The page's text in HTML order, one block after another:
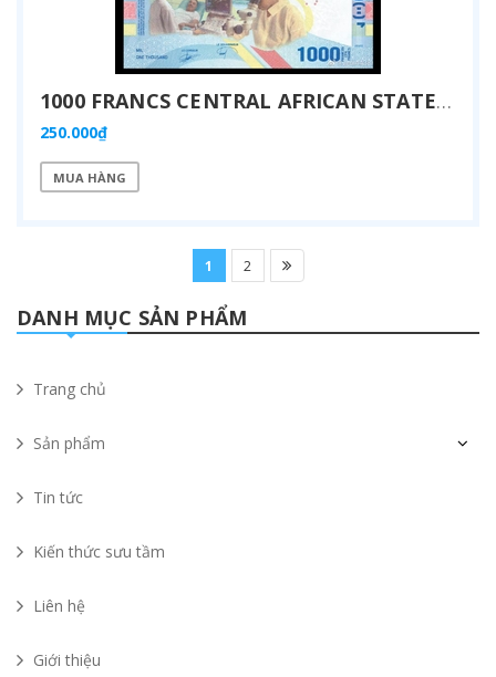
1000 FRANCS CENTRAL AFRICAN STATES 2022
250.000₫
MUA HÀNG
1 2
DANH MỤC SẢN PHẨM
Trang chủ
Sản phẩm
Tin tức
Kiến thức sưu tầm
Liên hệ
Giới thiệu